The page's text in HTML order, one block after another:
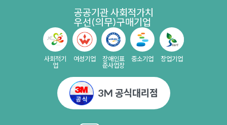
공공기관 사회적가치
우선(의무)구매기업
사회적기
업
여성기업
장애인표
준사업장
중소기업 창업기업
3M 공식대리점